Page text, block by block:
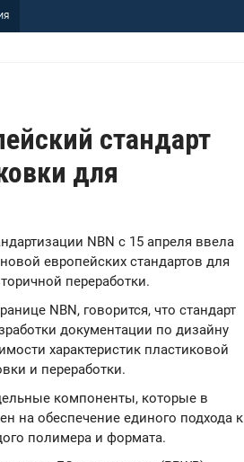
стандарт
для
NBN с 15 апреля ввела
европейских стандартов для
переработки.
NBN, говорится, что стандарт
документации по дизайну
характеристик пластиковой
и переработки.
компоненты, которые в
на обеспечение единого подхода к
полимера и формата.